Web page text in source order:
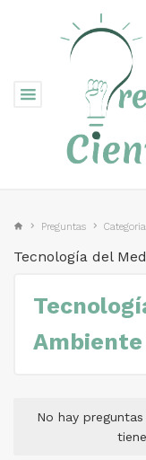
Preguntas
Tecnología del
Ambiente
No hay